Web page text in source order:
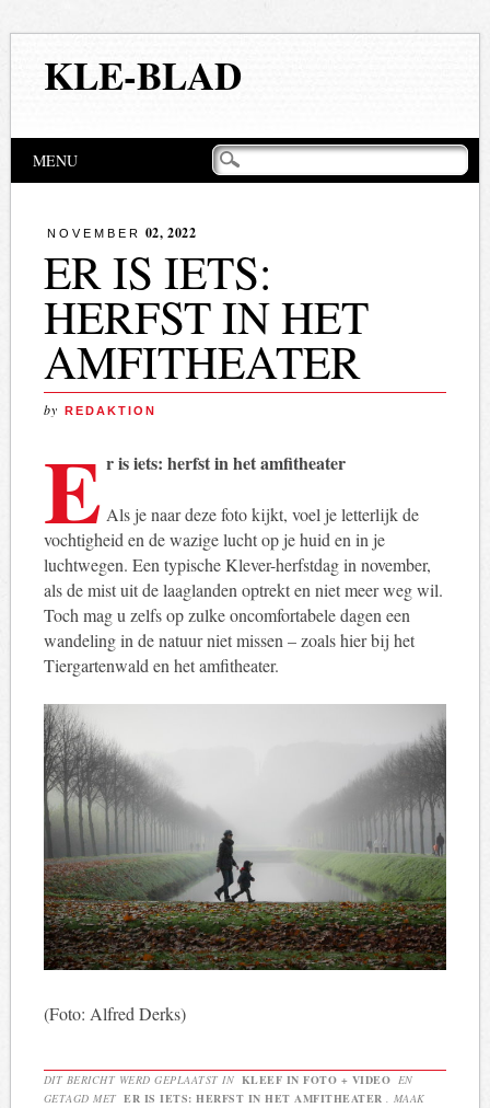
KLE-BLAD
Hoofdmenu
MENU
NOVEMBER 02, 2022
ER IS IETS:
HERFST IN HET
AMFITHEATER
by REDAKTION
E r is iets: herfst in het amfitheater
Als je naar deze foto kijkt, voel je letterlijk de
vochtigheid en de wazige lucht op je huid en in je
luchtwegen. Een typische Klever-herfstdag in november,
als de mist uit de laaglanden optrekt en niet meer weg wil.
Toch mag u zelfs op zulke oncomfortabele dagen een
wandeling in de natuur niet missen – zoals hier bij het
Tiergartenwald en het amfitheater.
(Foto: Alfred Derks)
DIT BERICHT WERD GEPLAATST IN KLEEF IN FOTO + VIDEO EN
GETAGD MET ER IS IETS: HERFST IN HET AMFITHEATER . MAAK